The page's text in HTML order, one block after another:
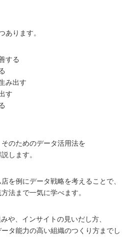
あります。
する
み出す
す
のためのデータ活用法を
します。
を例にデータ戦略を考えることで、
法まで一気に学べます。
や、インサイトの見いだし方、
タ能力の高い組織のつくり方までし